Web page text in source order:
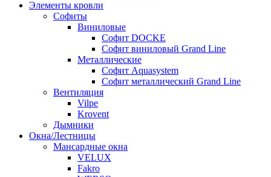
Элементы кровли
Софиты
Виниловые
Софит DOCKE
Софит виниловый Grand Line
Металлические
Софит Aquasystem
Софит металлический Grand Line
Вентиляция
Vilpe
Krovent
Дымники
Окна/Лестницы
Мансардные окна
VELUX
Fakro